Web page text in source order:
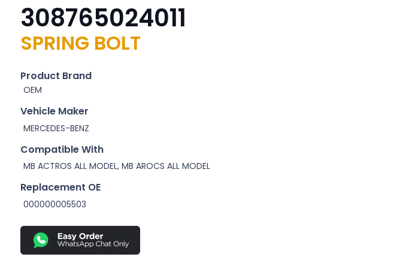
308765024011
SPRING BOLT
Product Brand
OEM
Vehicle Maker
MERCEDES-BENZ
Compatible With
MB ACTROS ALL MODEL, MB AROCS ALL MODEL
Replacement OE
000000005503